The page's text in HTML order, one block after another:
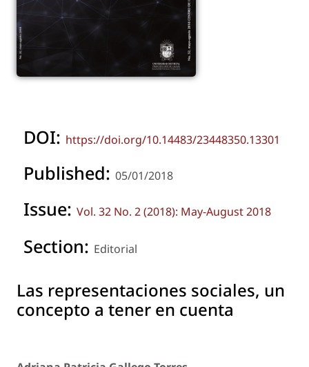
DOI: https://doi.org/10.14483/23448350.13301
Published: 05/01/2018
Issue: Vol. 32 No. 2 (2018): May-August 2018
Section: Editorial
Las representaciones sociales, un
concepto a tener en cuenta